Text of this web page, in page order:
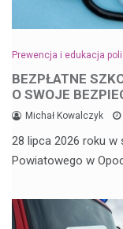
Prewencja i edukacja
BEZPŁATNE
O SWOJE
Michał Kowalczyk
28 lipca 2026 roku
Powiatowego w